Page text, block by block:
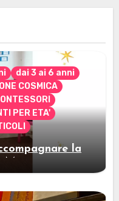
dai 3 ai 6 anni
COSMICA
PER ETA'
la